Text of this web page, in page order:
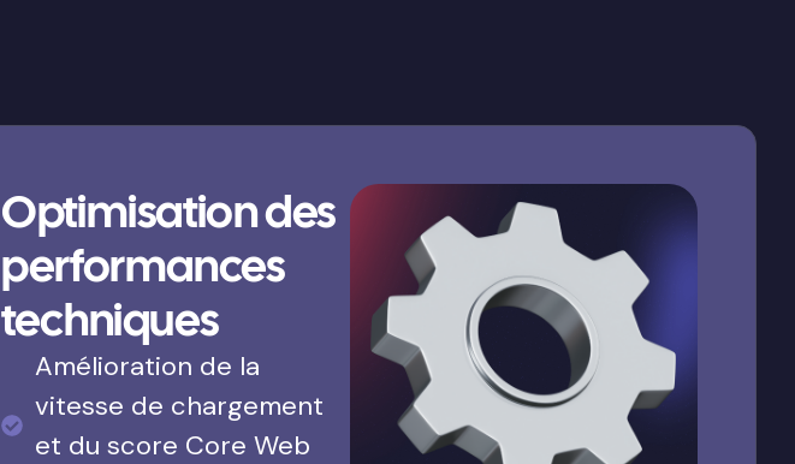
Optimisation des
performances
techniques
Amélioration de la
vitesse de chargement
et du score Core Web